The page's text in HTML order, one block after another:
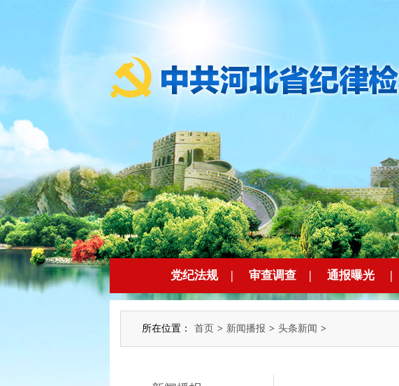
党纪法规 | 审查调查 | 通报曝光 |
所在位置： 首页 > 新闻播报 > 头条新闻 >